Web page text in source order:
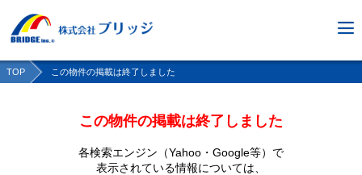
TOP この物件の掲載は終了しました
この物件の掲載は終了しました
各検索エンジン（Yahoo・Google等）で
表示されている情報については、